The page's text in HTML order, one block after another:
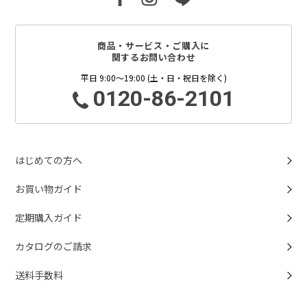
商品・サービス・ご購入に
関するお問い合わせ
平日 9:00～19:00 (土・日・祝日を除く)
0120-86-2101
はじめての方へ
お買い物ガイド
定期購入ガイド
カタログのご請求
送料手数料